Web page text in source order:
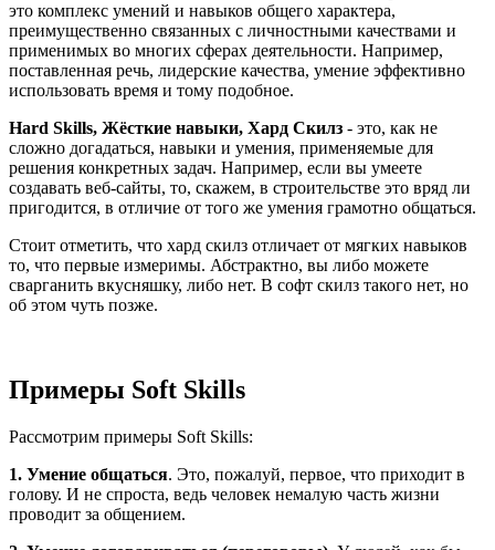
это комплекс умений и навыков общего характера,
преимущественно связанных с личностными качествами и
применимых во многих сферах деятельности. Например,
поставленная речь, лидерские качества, умение эффективно
использовать время и тому подобное.
Hard Skills, Жёсткие навыки, Хард Скилз - это, как не
сложно догадаться, навыки и умения, применяемые для
решения конкретных задач. Например, если вы умеете
создавать веб-сайты, то, скажем, в строительстве это вряд ли
пригодится, в отличие от того же умения грамотно общаться.
Стоит отметить, что хард скилз отличает от мягких навыков
то, что первые измеримы. Абстрактно, вы либо можете
сварганить вкусняшку, либо нет. В софт скилз такого нет, но
об этом чуть позже.
Примеры Soft Skills
Рассмотрим примеры Soft Skills:
1. Умение общаться. Это, пожалуй, первое, что приходит в
голову. И не спроста, ведь человек немалую часть жизни
проводит за общением.